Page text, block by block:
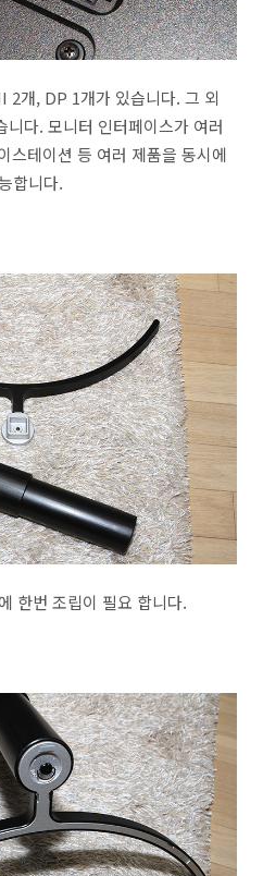
2개, DP 1개가 있습니다. 그 외
다. 모니터 인터페이스가 여러
스테이션 등 여러 제품을 동시에
합니다.
한번 조립이 필요 합니다.